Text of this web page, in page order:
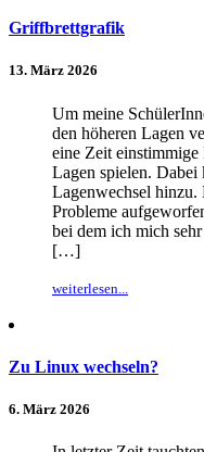
Griffbrettgrafik
13. März 2026
Um meine
den höheren Lagen
eine Zeit
Lagen spielen.
Lagenwechsel hinzu.
Probleme
bei dem ich mich
[…]
weiterlesen...
Zu Linux wechseln?
6. März 2026